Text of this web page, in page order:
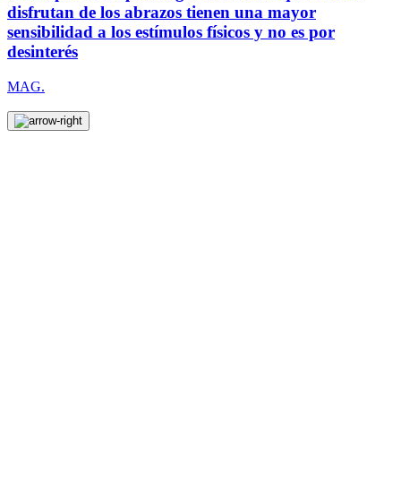
disfrutan de los abrazos tienen una mayor
sensibilidad a los estímulos físicos y no es por
desinterés
MAG.